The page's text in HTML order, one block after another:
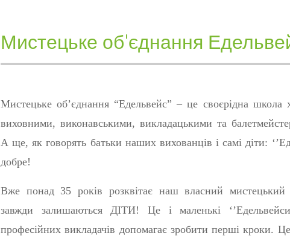
Мистецьке об'єднання
Мистецьке об’єднання “Едельвейс” – це своєрідна школа
виховними, виконавськими, викладацькими та
А ще, як говорять батьки наших вихованців і самі діти:
добре!
Вже понад 35 років розквітає наш власний мистецький
завжди залишаються ДІТИ! Це і маленькі
професійних викладачів допомагає зробити перші кроки.